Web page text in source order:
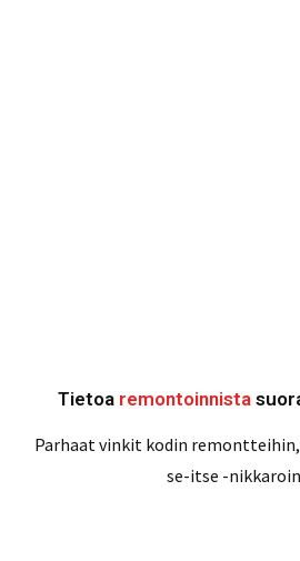
Tietoa remontoinnista
Parhaat vinkit kodin
se-itse -